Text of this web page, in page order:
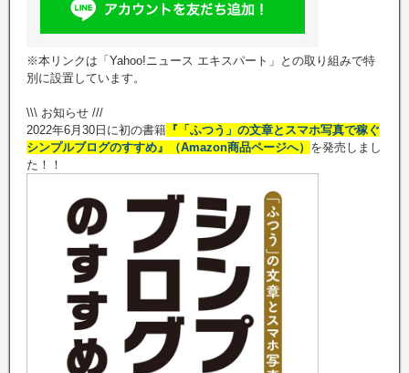
※本リンクは「Yahoo!ニュース エキスパート」との取り組みで特
別に設置しています。
\\\ お知らせ ///
2022年6月30日に初の書籍 『「ふつう」の文章とスマホ写真で稼ぐ
シンプルブログのすすめ』（Amazon商品ページへ） を発売しまし
た！！